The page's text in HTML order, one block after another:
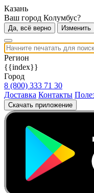
Казань
Ваш город Колумбус?
Да, всё верно Изменить
Регион
{{index}}
Город
8 (800) 333 71 30
Доставка Контакты
Скачать приложение